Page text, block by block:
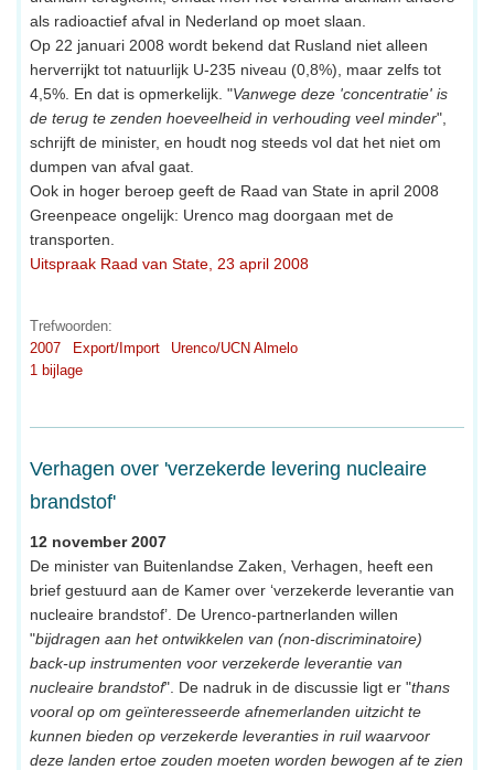
als radioactief afval in Nederland op moet slaan.
Op 22 januari 2008 wordt bekend dat Rusland niet alleen
herverrijkt tot natuurlijk U-235 niveau (0,8%), maar zelfs tot
4,5%. En dat is opmerkelijk. "Vanwege deze 'concentratie' is
de terug te zenden hoeveelheid in verhouding veel minder",
schrijft de minister, en houdt nog steeds vol dat het niet om
dumpen van afval gaat.
Ook in hoger beroep geeft de Raad van State in april 2008
Greenpeace ongelijk: Urenco mag doorgaan met de
transporten.
Uitspraak Raad van State, 23 april 2008
Trefwoorden:
2007
Export/Import
Urenco/UCN Almelo
1 bijlage
Verhagen over 'verzekerde levering nucleaire
brandstof'
12 november 2007
De minister van Buitenlandse Zaken, Verhagen, heeft een
brief gestuurd aan de Kamer over ‘verzekerde leverantie van
nucleaire brandstof’. De Urenco-partnerlanden willen
"bijdragen aan het ontwikkelen van (non-discriminatoire)
back-up instrumenten voor verzekerde leverantie van
nucleaire brandstof". De nadruk in de discussie ligt er "thans
vooral op om geïnteresseerde afnemerlanden uitzicht te
kunnen bieden op verzekerde leveranties in ruil waarvoor
deze landen ertoe zouden moeten worden bewogen af te zien